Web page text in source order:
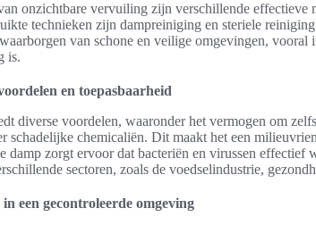
onzichtbare vervuiling zijn verschillende effectieve
technieken zijn dampreiniging en steriele
van schone en veilige omgevingen, vooral
is.
en toepasbaarheid
diverse voordelen, waaronder het vermogen om
schadelijke chemicaliën. Dit maakt het een
damp zorgt ervoor dat bacteriën en virussen effectief
sectoren, zoals de voedselindustrie,
een gecontroleerde omgeving